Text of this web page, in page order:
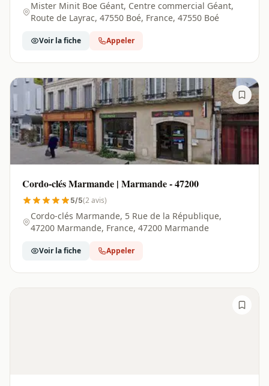
Mister Minit Boe Géant, Centre commercial Géant,
Route de Layrac, 47550 Boé, France, 47550 Boé
Voir la fiche Appeler
Cordo-clés Marmande | Marmande - 47200
5/5(2 avis)
Cordo-clés Marmande, 5 Rue de la République,
47200 Marmande, France, 47200 Marmande
Voir la fiche Appeler